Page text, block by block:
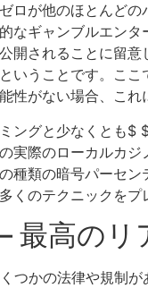
ロが他のほとんど
なギャンブルエン
開されることに留
いうことです。こ
性がない場合、こ
ングと少なくとも$
実際のローカルカ
種類の暗号パーセ
くのテクニックをプ
最高の
つかの法律や規制